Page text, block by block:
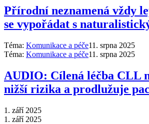
Přírodní neznamená vždy
se vypořádat s
Téma: Komunikace a péče11. srpna 2025
Téma: Komunikace a péče11. srpna 2025
AUDIO: Cílená léčba CLL
nižší rizika a prodlužuje
1. září 2025
1. září 2025